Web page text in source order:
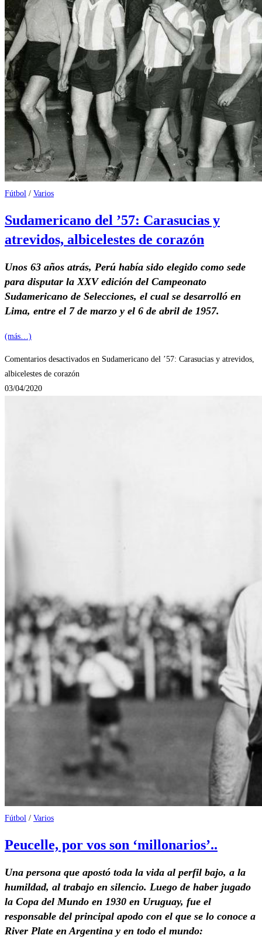
Fútbol / Varios
Sudamericano del ’57: Carasucias y
atrevidos, albicelestes de corazón
Unos 63 años atrás, Perú había sido elegido como sede
para disputar la XXV edición del Campeonato
Sudamericano de Selecciones, el cual se desarrolló en
Lima, entre el 7 de marzo y el 6 de abril de 1957.
(más…)
Comentarios desactivados en Sudamericano del ’57: Carasucias y atrevidos,
albicelestes de corazón
03/04/2020
Fútbol / Varios
Peucelle, por vos son ‘millonarios’..
Una persona que apostó toda la vida al perfil bajo, a la
humildad, al trabajo en silencio. Luego de haber jugado
la Copa del Mundo en 1930 en Uruguay, fue el
responsable del principal apodo con el que se lo conoce a
River Plate en Argentina y en todo el mundo: